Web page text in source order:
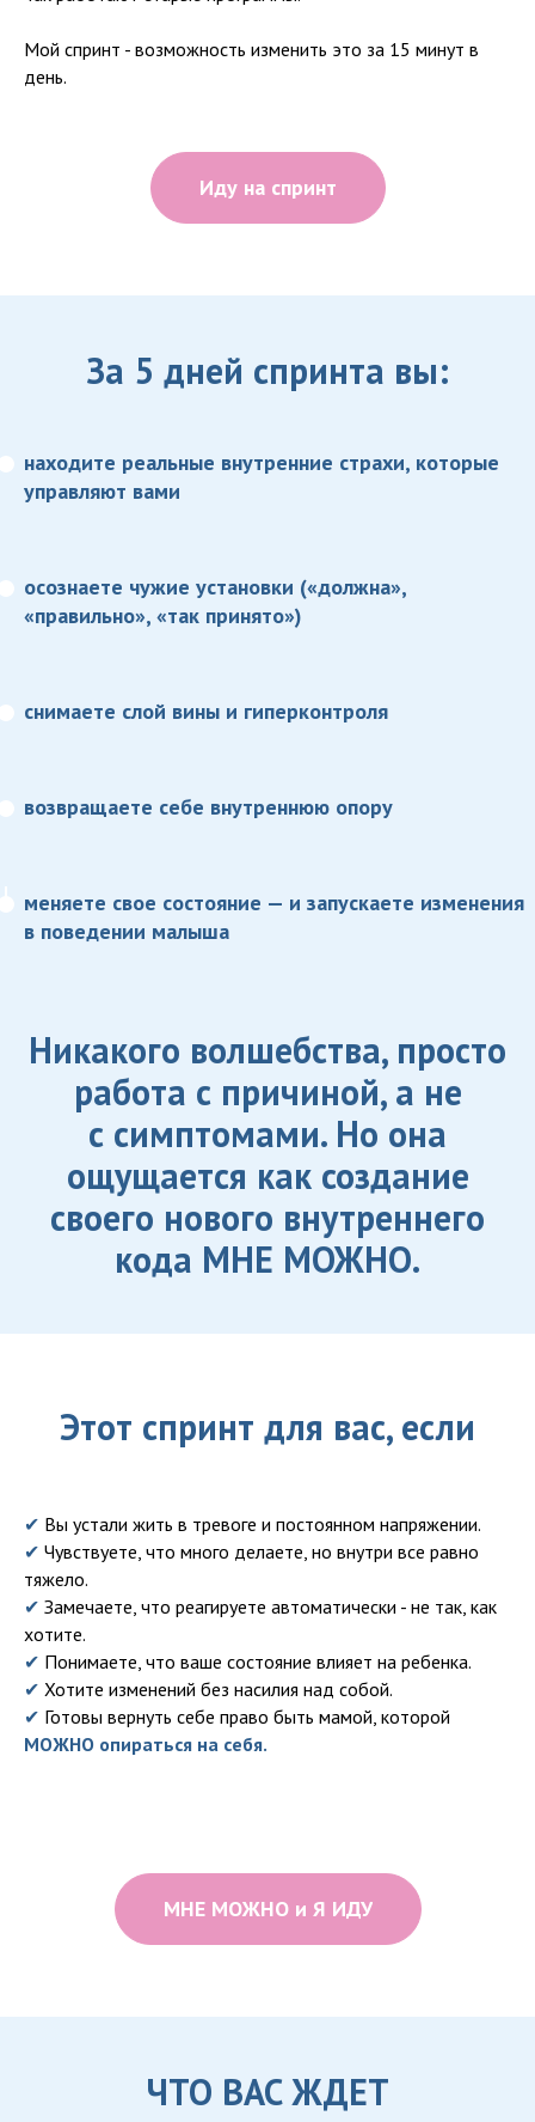
Мой спринт - возможность изменить это за 15 минут в
день.
Иду на спринт
За 5 дней спринта вы:
находите реальные внутренние страхи, которые
управляют вами
осознаете чужие установки («должна»,
«правильно», «так принято»)
снимаете слой вины и гиперконтроля
возвращаете себе внутреннюю опору
меняете свое состояние — и запускаете изменения
в поведении малыша
Никакого волшебства, просто
работа с причиной, а не
с симптомами. Но она
ощущается как создание
своего нового внутреннего
кода МНЕ МОЖНО.
Этот спринт для вас, если
✔ Вы устали жить в тревоге и постоянном напряжении.
✔ Чувствуете, что много делаете, но внутри все равно
тяжело.
✔ Замечаете, что реагируете автоматически - не так, как
хотите.
✔ Понимаете, что ваше состояние влияет на ребенка.
✔ Хотите изменений без насилия над собой.
✔ Готовы вернуть себе право быть мамой, которой
МОЖНО опираться на себя.
МНЕ МОЖНО и Я ИДУ
ЧТО ВАС ЖДЕТ